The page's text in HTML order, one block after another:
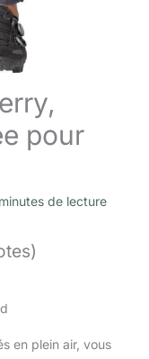
pour
de lecture
en plein air, vous